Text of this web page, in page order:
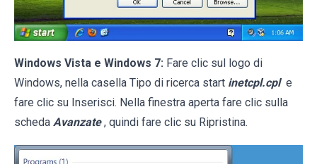
Windows Vista e Windows 7: Fare clic sul logo di
Windows, nella casella Tipo di ricerca start inetcpl.cpl e
fare clic su Inserisci. Nella finestra aperta fare clic sulla
scheda Avanzate , quindi fare clic su Ripristina.